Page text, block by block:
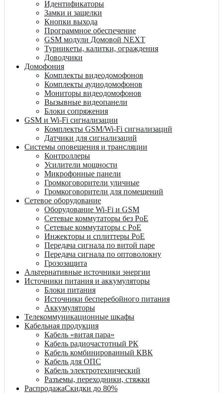
Идентификаторы
Замки и защелки
Кнопки выхода
Программное обеспечение
GSM модули Домовой NEXT
Турникеты, калитки, ограждения
Доводчики
Домофония
Комплекты видеодомофонов
Комплекты аудиодомофонов
Мониторы видеодомофонов
Вызывные видеопанели
Блоки сопряжения
GSM и Wi-Fi сигнализации
Комплекты GSM/Wi-Fi сигнализаций
Датчики для сигнализаций
Системы оповещения и трансляции
Контроллеры
Усилители мощности
Микрофонные панели
Громкоговорители уличные
Громкоговорители для помещений
Сетевое оборудование
Оборудование Wi-Fi и GSM
Сетевые коммутаторы без PoE
Сетевые коммутаторы с PoE
Инжекторы и сплиттеры PoE
Передача сигнала по витой паре
Передача сигнала по оптоволокну
Грозозащита
Альтернативные источники энергии
Источники питания и аккумуляторы
Блоки питания
Источники бесперебойного питания
Аккумуляторы
Телекоммуникационные шкафы
Кабельная продукция
Кабель «витая пара»
Кабель радиочастотный РК
Кабель комбинированный КВК
Кабель для ОПС
Кабель электротехнический
Разъемы, переходники, стяжки
РаспродажаСкидки до 80%